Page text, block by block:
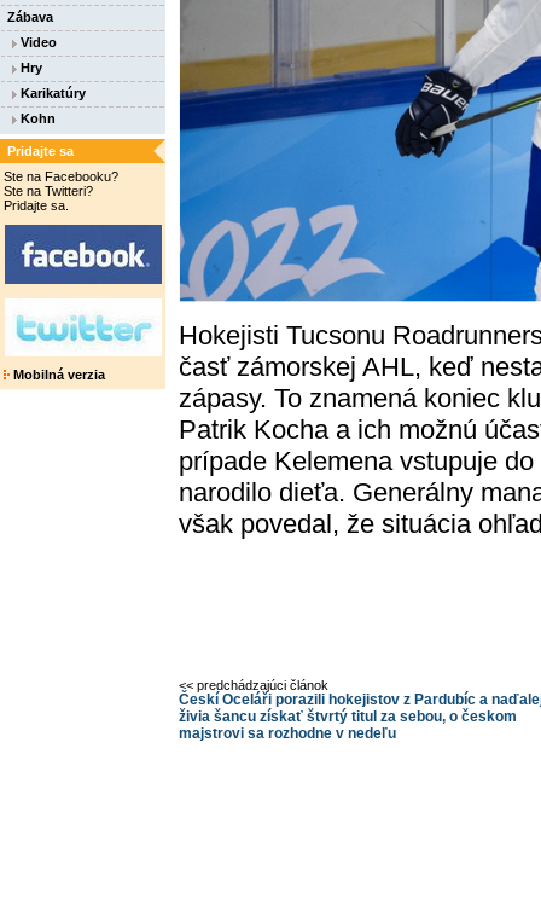
Zábava
Video
Hry
Karikatúry
Kohn
Pridajte sa
Ste na Facebooku?
Ste na Twitteri?
Pridajte sa.
Mobilná verzia
Hokejisti Tucsonu
časť zámorskej AHL, keď
zápasy. To znamená koniec
Patrik Kocha a ich možnú
prípade Kelemena vstupuje
narodilo dieťa. Generálny
však povedal, že situácia
<< predchádzajúci článok
Českí Oceláři porazili hokejistov z Pardubíc a
živia šancu získať štvrtý titul za sebou, o českom
majstrovi sa rozhodne v nedeľu